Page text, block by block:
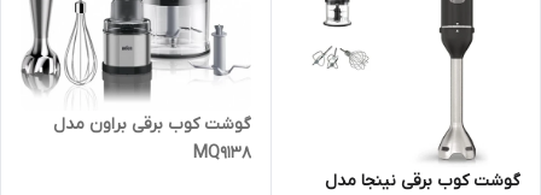
گوشت کوب برقی نینجا مدل
گوشت کوب برقی براون مدل
MQ9138